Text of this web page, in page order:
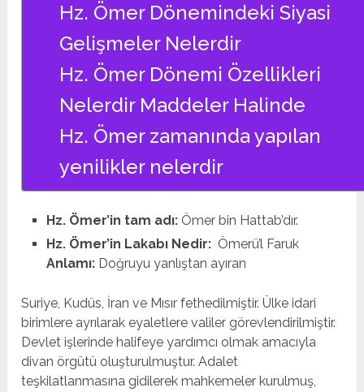
Hz. Ömer Dönemindeki Siyasi
Gelişmeler Nelerdir
Hz. Ömer Dönemi Özellikleri
Nelerdir Maddeler Halinde
Hz. Ömer zamanında yapılan
yenilikler nelerdir
Hz. Ömer’in tam adı:Ömer bin Hattab’dır.
Hz. Ömer’in Lakabı Nedir:Ömerü’l Faruk
Anlamı:Doğruyu yanlıştan ayıran
Suriye, Kudüs, İran ve Mısır fethedilmiştir. Ülke idari
birimlere ayrılarak eyaletlere valiler görevlendirilmiştir.
Devlet işlerinde halifeye yardımcı olmak amacıyla
divan örgütü oluşturulmuştur. Adalet
teşkilatlanmasına gidilerek mahkemeler kurulmuş,